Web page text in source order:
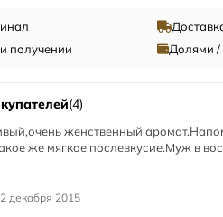
получении
Долями /
(4)
женственный
же мягкое послевкусие.Муж в
декабря 2015